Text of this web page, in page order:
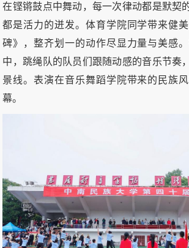
在铿锵鼓点中舞动，每一次律动都是默契
都是活力的迸发。体育学院同学带来健
碑》，整齐划一的动作尽显力量与美感
中，跳绳队的队员们跟随动感的音乐节奏
景线。表演在音乐舞蹈学院带来的民族
幕。